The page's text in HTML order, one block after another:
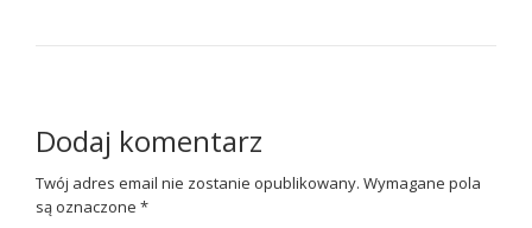
Dodaj komentarz
Twój adres email nie zostanie opublikowany. Wymagane pola
są oznaczone *